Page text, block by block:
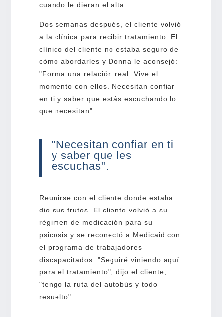
cuando le dieran el alta.
Dos semanas después, el cliente volvió
a la clínica para recibir tratamiento. El
clínico del cliente no estaba seguro de
cómo abordarles y Donna le aconsejó:
"Forma una relación real. Vive el
momento con ellos. Necesitan confiar
en ti y saber que estás escuchando lo
que necesitan".
"Necesitan confiar en ti
y saber que les
escuchas".
Reunirse con el cliente donde estaba
dio sus frutos. El cliente volvió a su
régimen de medicación para su
psicosis y se reconectó a Medicaid con
el programa de trabajadores
discapacitados. "Seguiré viniendo aquí
para el tratamiento", dijo el cliente,
"tengo la ruta del autobús y todo
resuelto".